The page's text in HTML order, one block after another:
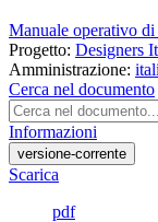
Manuale operativo di
Progetto: Designers
Amministrazione:
Cerca nel documento
Informazioni
versione-corrente
Scarica
pdf